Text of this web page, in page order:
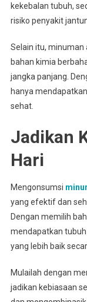
kekebalan tubuh,
risiko penyakit
Selain itu, minuman
bahan kimia
jangka panjang.
hanya
sehat.
Jadikan
Hari
Mengonsumsi
yang efektif dan
Dengan memilih
mendapatkan
yang lebih baik
Mulailah dengan
jadikan kebiasaan